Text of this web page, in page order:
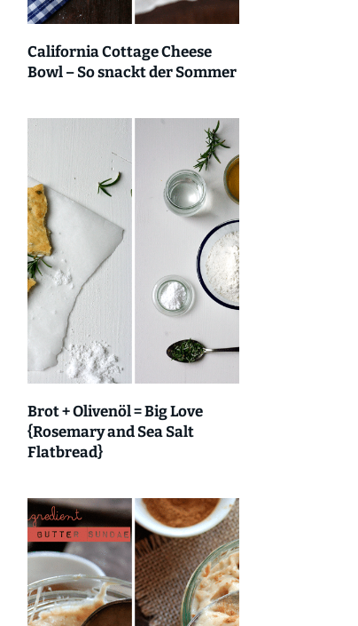
California Cottage Cheese
Bowl – So snackt der Sommer
Brot + Olivenöl = Big Love
{Rosemary and Sea Salt
Flatbread}